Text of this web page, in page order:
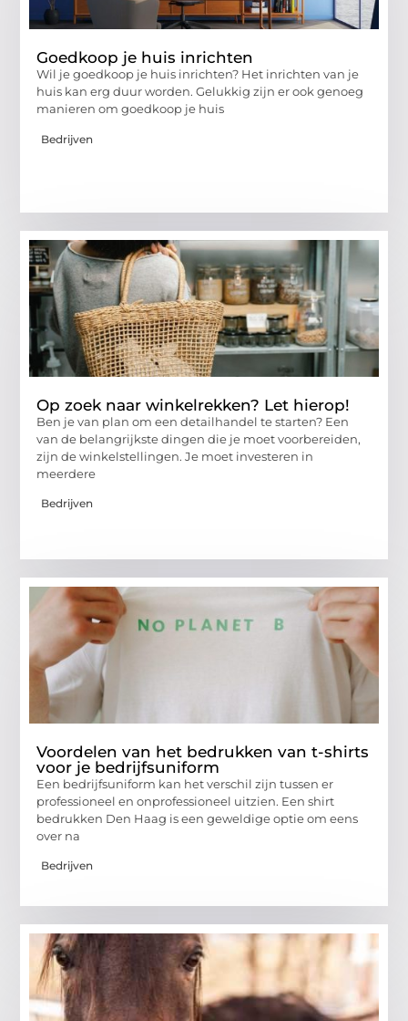
Goedkoop je huis inrichten
Wil je goedkoop je huis inrichten? Het inrichten van je
huis kan erg duur worden. Gelukkig zijn er ook genoeg
manieren om goedkoop je huis
Bedrijven
Op zoek naar winkelrekken? Let hierop!
Ben je van plan om een ​​detailhandel te starten? Een
van de belangrijkste dingen die je moet voorbereiden,
zijn de winkelstellingen. Je moet investeren in
meerdere
Bedrijven
Voordelen van het bedrukken van t-shirts
voor je bedrijfsuniform
Een bedrijfsuniform kan het verschil zijn tussen er
professioneel en onprofessioneel uitzien. Een shirt
bedrukken Den Haag is een geweldige optie om eens
over na
Bedrijven